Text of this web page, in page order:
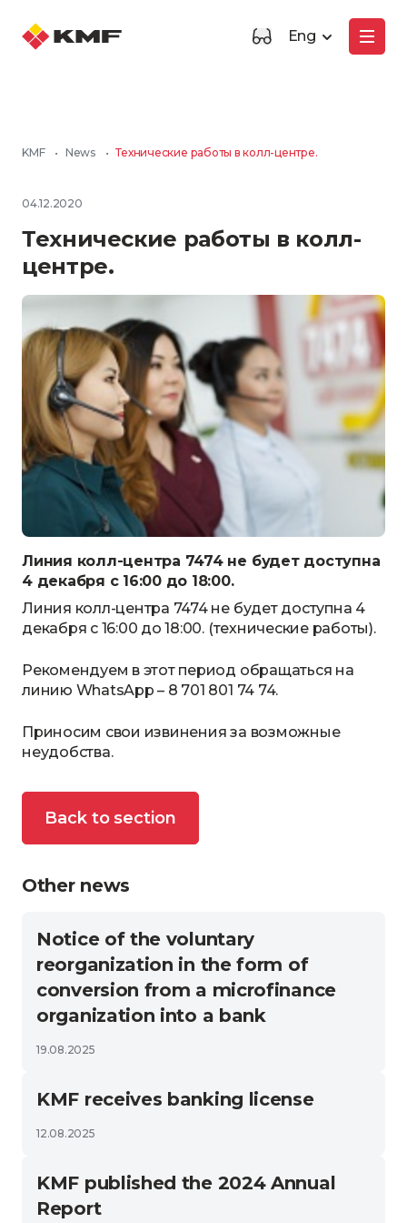
Eng
KMF • News • Технические работы в колл-центре.
04.12.2020
Технические работы в колл-
центре.
Линия колл-центра 7474 не будет доступна
4 декабря с 16:00 до 18:00.
Линия колл-центра 7474 не будет доступна 4
декабря с 16:00 до 18:00. (технические работы).
Рекомендуем в этот период обращаться на
линию WhatsApp – 8 701 801 74 74.
Приносим свои извинения за возможные
неудобства.
Back to section
Other news
Notice of the voluntary
reorganization in the form of
conversion from a microfinance
organization into a bank
19.08.2025
KMF receives banking license
12.08.2025
KMF published the 2024 Annual
Report